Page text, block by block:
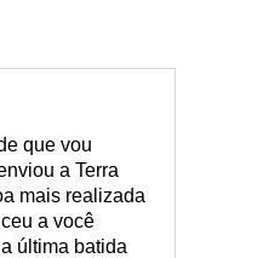
que vou
a Terra
mais realizada
a você
última batida